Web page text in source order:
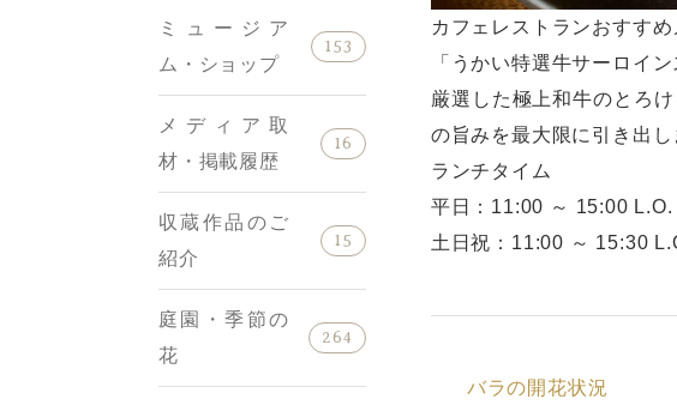
ミュージア
ム・ショップ
153
メディア取
材・掲載履歴
16
収蔵作品のご
紹介
15
庭園・季節の
花
264
カフェレストランおすすめ
「うかい特選牛サーロイン
厳選した極上和牛のとろ
の旨みを最大限に引き出し
ランチタイム
平日：11:00 ～ 15:00 L.O.
土日祝：11:00 ～ 15:30
バラの開花状況